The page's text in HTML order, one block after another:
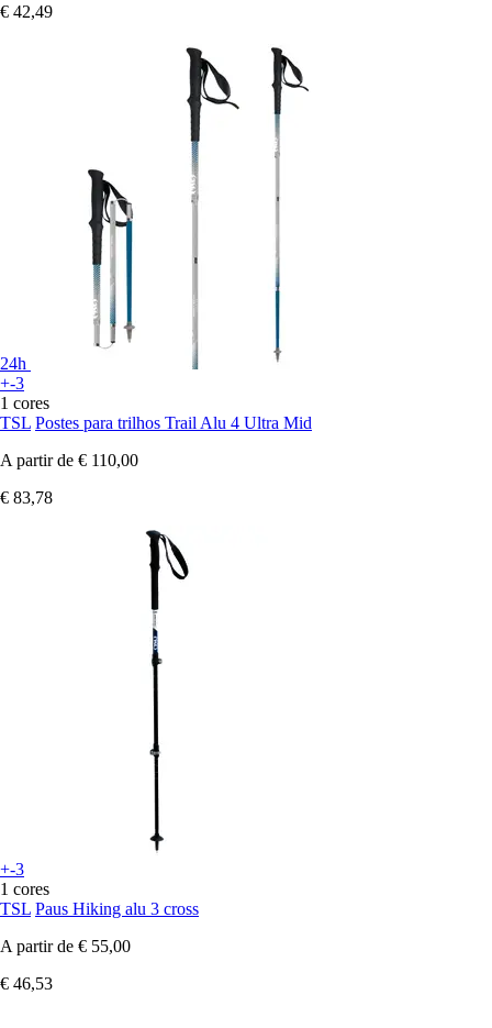
€ 42,49
24h
+-3
1 cores
TSL Postes para trilhos Trail Alu 4 Ultra Mid
A partir de € 110,00
€ 83,78
+-3
1 cores
TSL Paus Hiking alu 3 cross
A partir de € 55,00
€ 46,53